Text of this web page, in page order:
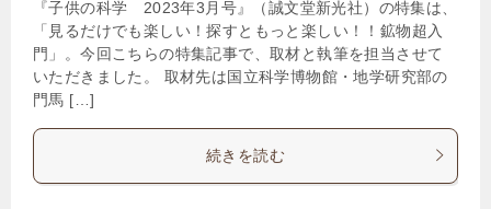
『子供の科学 2023年3月号』（誠文堂新光社）の特集は、
「見るだけでも楽しい！探すともっと楽しい！！鉱物超入
門」。今回こちらの特集記事で、取材と執筆を担当させて
いただきました。 取材先は国立科学博物館・地学研究部の
門馬 […]
続きを読む